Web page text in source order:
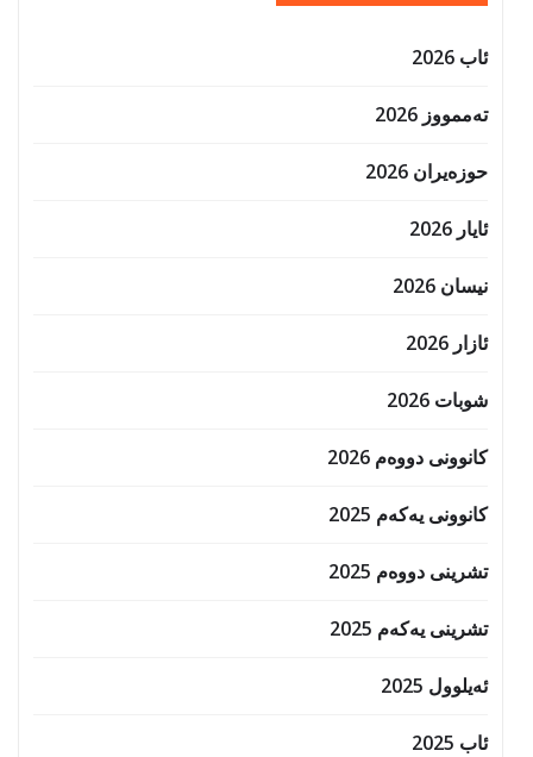
ئاب 2026
تەممووز 2026
حوزه‌یران 2026
ئایار 2026
نیسان 2026
ئازار 2026
شوبات 2026
کانوونی دووەم 2026
کانوونی یەکەم 2025
تشرینی دووەم 2025
تشرینی یەکەم 2025
ئەیلوول 2025
ئاب 2025